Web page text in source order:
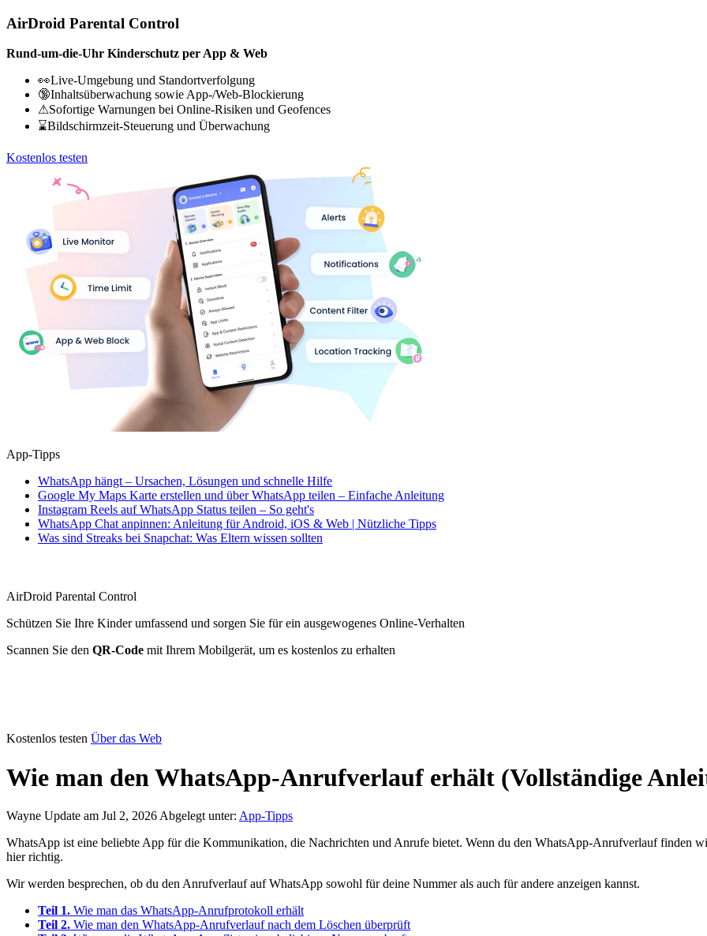
AirDroid Parental Control
Rund-um-die-Uhr Kinderschutz per App & Web
👀Live-Umgebung und Standortverfolgung
🔞Inhaltsüberwachung sowie App-/Web-Blockierung
⚠Sofortige Warnungen bei Online-Risiken und Geofences
⌛Bildschirmzeit-Steuerung und Überwachung
Kostenlos testen
App-Tipps
WhatsApp hängt – Ursachen, Lösungen und schnelle Hilfe
Google My Maps Karte erstellen und über WhatsApp teilen – Einfache Anleitung
Instagram Reels auf WhatsApp Status teilen – So geht's
WhatsApp Chat anpinnen: Anleitung für Android, iOS & Web | Nützliche Tipps
Was sind Streaks bei Snapchat: Was Eltern wissen sollten
AirDroid Parental Control
Schützen Sie Ihre Kinder umfassend und sorgen Sie für ein ausgewogenes Online-Verhalten
Scannen Sie den QR-Code mit Ihrem Mobilgerät, um es kostenlos zu erhalten
Kostenlos testen Über das Web
Wie man den WhatsApp-Anrufverlauf erhält (Vollständige
Wayne Update am Jul 2, 2026 Abgelegt unter: App-Tipps
WhatsApp ist eine beliebte App für die Kommunikation, die Nachrichten und Anrufe bietet. Wenn du den WhatsApp-Anrufverlauf finden
hier richtig.
Wir werden besprechen, ob du den Anrufverlauf auf WhatsApp sowohl für deine Nummer als auch für andere anzeigen kannst.
Teil 1. Wie man das WhatsApp-Anrufprotokoll erhält
Teil 2. Wie man den WhatsApp-Anrufverlauf nach dem Löschen überprüft